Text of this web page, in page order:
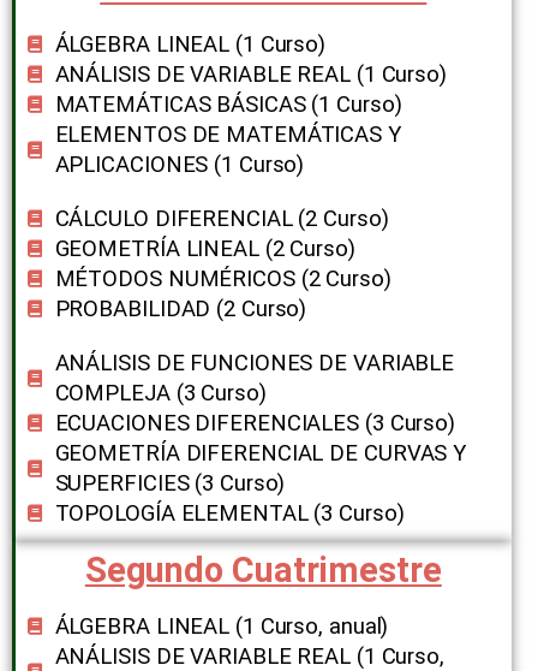
ÁLGEBRA LINEAL (1 Curso​)
ANÁLISIS DE VARIABLE REAL (1 Curso​)
MATEMÁTICAS BÁSICAS (1 Curso​)
ELEMENTOS DE MATEMÁTICAS Y
APLICACIONES (1 Curso​)
CÁLCULO DIFERENCIAL (2 Curso​)
GEOMETRÍA LINEAL (2 Curso​)
MÉTODOS NUMÉRICOS (2 Curso​)
PROBABILIDAD (2 Curso​)
ANÁLISIS DE FUNCIONES DE VARIABLE
COMPLEJA (3 Curso)
ECUACIONES DIFERENCIALES (3 Curso​)
GEOMETRÍA DIFERENCIAL DE CURVAS Y
SUPERFICIES (3 Curso​)
TOPOLOGÍA ELEMENTAL (3 Curso​)
Segundo Cuatrimestre
ÁLGEBRA LINEAL (1 Curso, ​anual)
ANÁLISIS DE VARIABLE REAL (1 Curso,